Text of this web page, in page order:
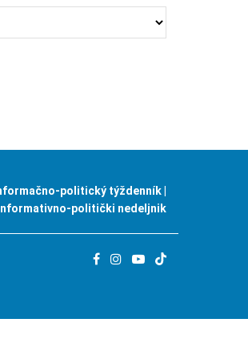
politický týždenník |
Informativno-politički nedeljnik